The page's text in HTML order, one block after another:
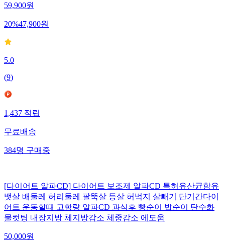
59,900원
20%47,900원
5.0
(9)
1,437적립
무료배송
384명구매중
[다이어트 알파CD] 다이어트 보조제 알파CD 특허유산균함유
뱃살 배둘레 허리둘레 팔뚝살 등살 허벅지 살빼기 단기간다이
어트 운동할때 고함량 알파CD 과식후 빵순이 밥순이 탄수화
물컷팅 내장지방 체지방감소 체중감소 에도움
50,000원